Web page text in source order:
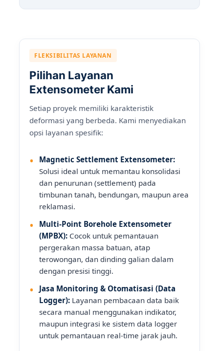
FLEKSIBILITAS LAYANAN
Pilihan Layanan
Extensometer Kami
Setiap proyek memiliki karakteristik
deformasi yang berbeda. Kami menyediakan
opsi layanan spesifik:
Magnetic Settlement Extensometer:
Solusi ideal untuk memantau konsolidasi
dan penurunan (settlement) pada
timbunan tanah, bendungan, maupun area
reklamasi.
Multi-Point Borehole Extensometer
(MPBX): Cocok untuk pemantauan
pergerakan massa batuan, atap
terowongan, dan dinding galian dalam
dengan presisi tinggi.
Jasa Monitoring & Otomatisasi (Data
Logger): Layanan pembacaan data baik
secara manual menggunakan indikator,
maupun integrasi ke sistem data logger
untuk pemantauan real-time jarak jauh.